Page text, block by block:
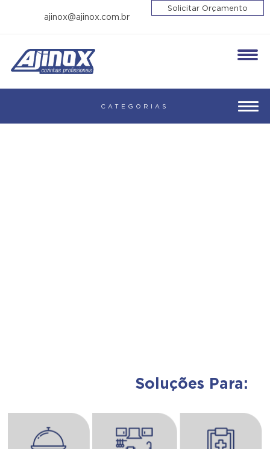
Solicitar Orçamento
ajinox@ajinox.com.br
Soluções Para: